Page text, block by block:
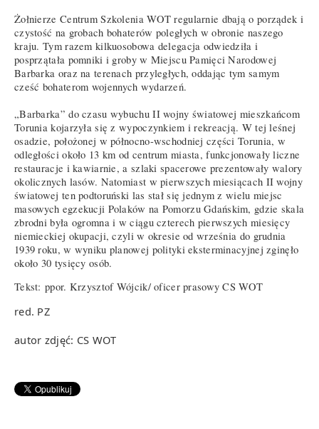
Żołnierze Centrum Szkolenia WOT regularnie dbają o porządek i
czystość na grobach bohaterów poległych w obronie naszego
kraju. Tym razem kilkuosobowa delegacja odwiedziła i
posprzątała pomniki i groby w Miejscu Pamięci Narodowej
Barbarka oraz na terenach przyległych, oddając tym samym
cześć bohaterom wojennych wydarzeń.
„Barbarka” do czasu wybuchu II wojny światowej mieszkańcom
Torunia kojarzyła się z wypoczynkiem i rekreacją. W tej leśnej
osadzie, położonej w północno-wschodniej części Torunia, w
odległości około 13 km od centrum miasta, funkcjonowały liczne
restauracje i kawiarnie, a szlaki spacerowe prezentowały walory
okolicznych lasów. Natomiast w pierwszych miesiącach II wojny
światowej ten podtoruński las stał się jednym z wielu miejsc
masowych egzekucji Polaków na Pomorzu Gdańskim, gdzie skala
zbrodni była ogromna i w ciągu czterech pierwszych miesięcy
niemieckiej okupacji, czyli w okresie od września do grudnia
1939 roku, w wyniku planowej polityki eksterminacyjnej zginęło
około 30 tysięcy osób.
Tekst: ppor. Krzysztof Wójcik/ oficer prasowy CS WOT
red. PZ
autor zdjęć: CS WOT